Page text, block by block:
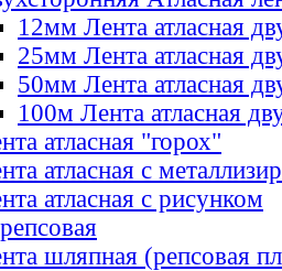
12мм Лента атласная
25мм Лента атласная
50мм Лента атласная
100м Лента атласная
атласная "горох"
атласная с
атласная с рисунком
шляпная (репсовая